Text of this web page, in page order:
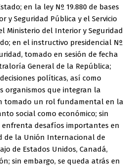
en la ley Nº 19.880 de bases
y Seguridad Pública y el Servicio
Ministerio del Interior y Seguridad
en el instructivo presidencial Nº
tomado en sesión de fecha
General de la República;
políticas, así como
organismos que integran la
tomado un rol fundamental en la
social como económico; sin
enfrenta desafíos importantes en
de la Unión Internacional de
de Estados Unidos, Canadá,
sin embargo, se queda atrás en